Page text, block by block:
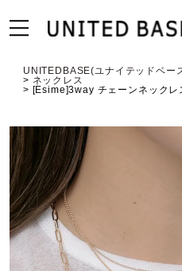
UNITEDBASE(ユナイテッドベー
ネックレス
[Esime]3way チェーンネックレ